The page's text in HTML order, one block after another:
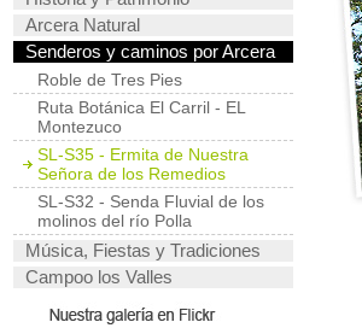
Arcera Natural
Senderos y caminos por Arcera
Roble de Tres Pies
Ruta Botánica El Carril - EL
Montezuco
SL-S35 - Ermita de Nuestra
Señora de los Remedios
SL-S32 - Senda Fluvial de los
molinos del río Polla
Música, Fiestas y Tradiciones
Campoo los Valles